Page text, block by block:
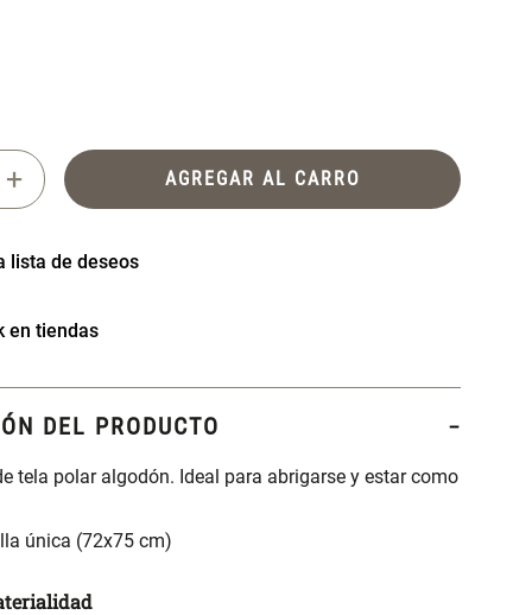
+ AGREGAR AL CARRO
en tiendas
DEL PRODUCTO
tela polar algodón. Ideal para abrigarse y estar como
única (72x75 cm)